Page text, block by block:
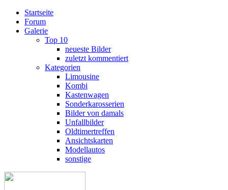
Startseite
Forum
Galerie
Top 10
neueste Bilder
zuletzt kommentiert
Kategorien
Limousine
Kombi
Kastenwagen
Sonderkarosserien
Bilder von damals
Unfallbilder
Oldtimertreffen
Ansichtskarten
Modellautos
sonstige